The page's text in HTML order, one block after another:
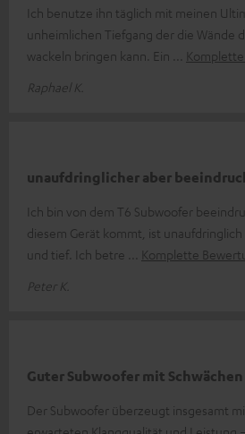
Ich benutze ihn täglich mit meinen
unheimlichen Tiefgang der die Wände
wackeln bringen kann. Ein
Raphael K.
unaufdringlicher aber
Ich bin von dem T6 Subwoofer
diesem Gerät kommt, ist
und tief. Ich betre
Komplette
Peter K.
Guter Subwoofer mit Schwächen
Der Subwoofer überzeugt insgesamt